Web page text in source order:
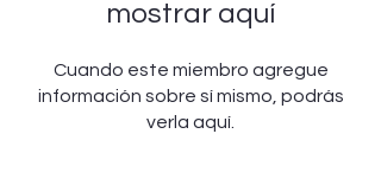
mostrar aquí
Cuando este miembro agregue
información sobre sí mismo, podrás
verla aquí.